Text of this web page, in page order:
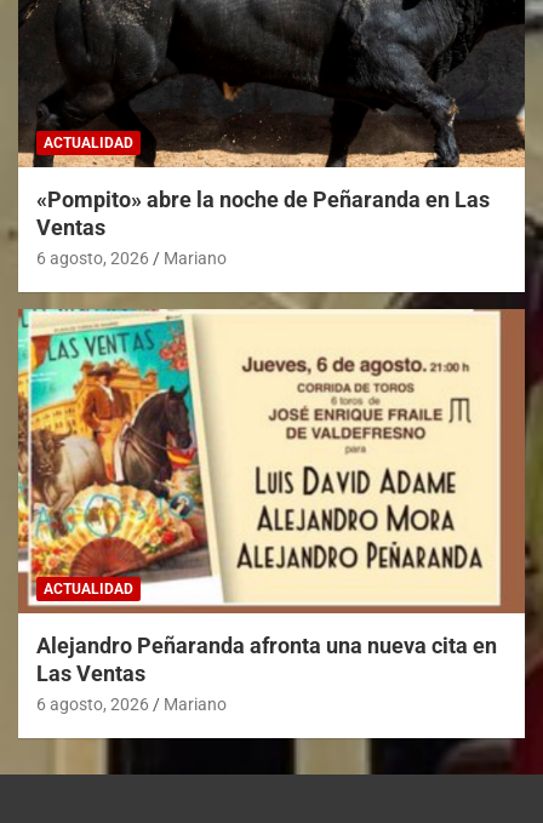
ACTUALIDAD
«Pompito» abre la noche de Peñaranda en Las
Ventas
6 agosto, 2026 Mariano
ACTUALIDAD
Alejandro Peñaranda afronta una nueva cita en
Las Ventas
6 agosto, 2026 Mariano